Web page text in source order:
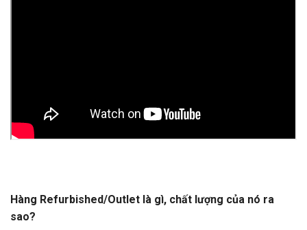
Hàng Refurbished/Outlet là gì, chất lượng của nó ra
sao?